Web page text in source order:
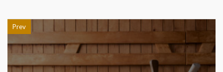
Prev